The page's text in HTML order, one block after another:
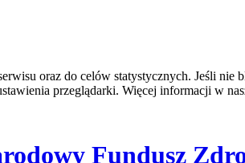
oraz do celów statystycznych. Jeśli
przeglądarki. Więcej informacji w
Fundusz